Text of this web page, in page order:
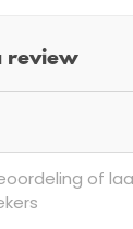
review